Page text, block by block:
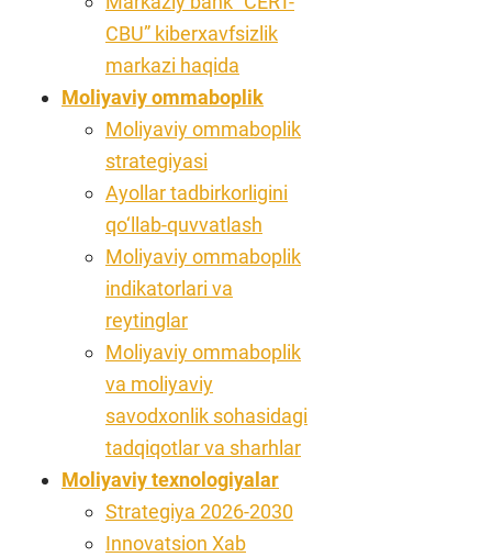
CBU” kiberxavfsizlik
markazi haqida
Moliyaviy ommaboplik
Moliyaviy ommaboplik
strategiyasi
Ayollar tadbirkorligini
qo‘llab-quvvatlash
Moliyaviy ommaboplik
indikatorlari va
reytinglar
Moliyaviy ommaboplik
va moliyaviy
savodxonlik sohasidagi
tadqiqotlar va sharhlar
Moliyaviy texnologiyalar
Strategiya 2026-2030
Innovatsion Xab